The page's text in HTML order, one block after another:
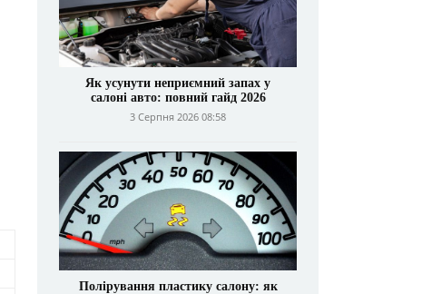
Як усунути неприємний запах у
салоні авто: повний гайд 2026
3 Серпня 2026 08:58
Полірування пластику салону: як